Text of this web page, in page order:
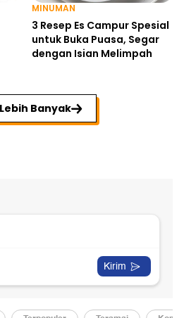
MINUMAN
3 Resep Es Campur Spesial
untuk Buka Puasa, Segar
dengan Isian Melimpah
Banyak